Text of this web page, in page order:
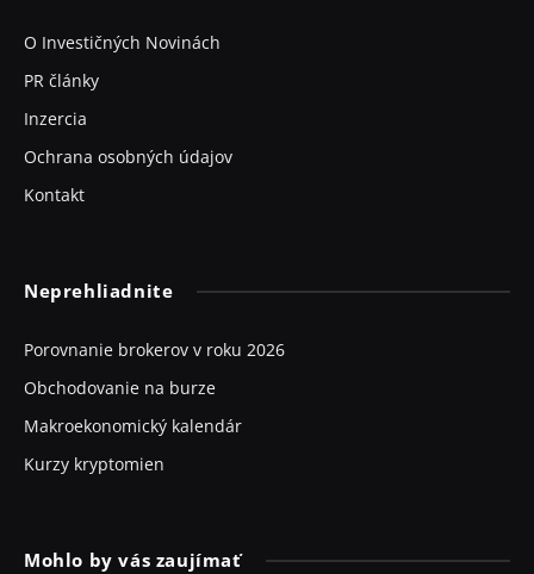
O Investičných Novinách
PR články
Inzercia
Ochrana osobných údajov
Kontakt
Neprehliadnite
Porovnanie brokerov v roku 2026
Obchodovanie na burze
Makroekonomický kalendár
Kurzy kryptomien
Mohlo by vás zaujímať